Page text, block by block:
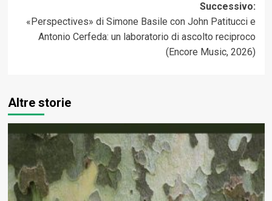
Successivo:
«Perspectives» di Simone Basile con John Patitucci e
Antonio Cerfeda: un laboratorio di ascolto reciproco
(Encore Music, 2026)
Altre storie